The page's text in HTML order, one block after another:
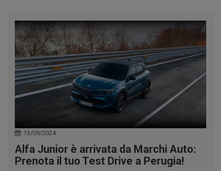
13/09/2024
Alfa Junior è arrivata da Marchi Auto:
Prenota il tuo Test Drive a Perugia!